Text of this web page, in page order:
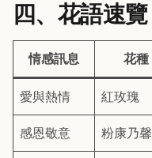
四、花語速覽
情感訊息 花種
愛與熱情 紅玫瑰
感恩敬意 粉康乃馨